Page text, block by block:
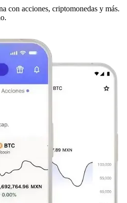
con acciones, criptomonedas y más.